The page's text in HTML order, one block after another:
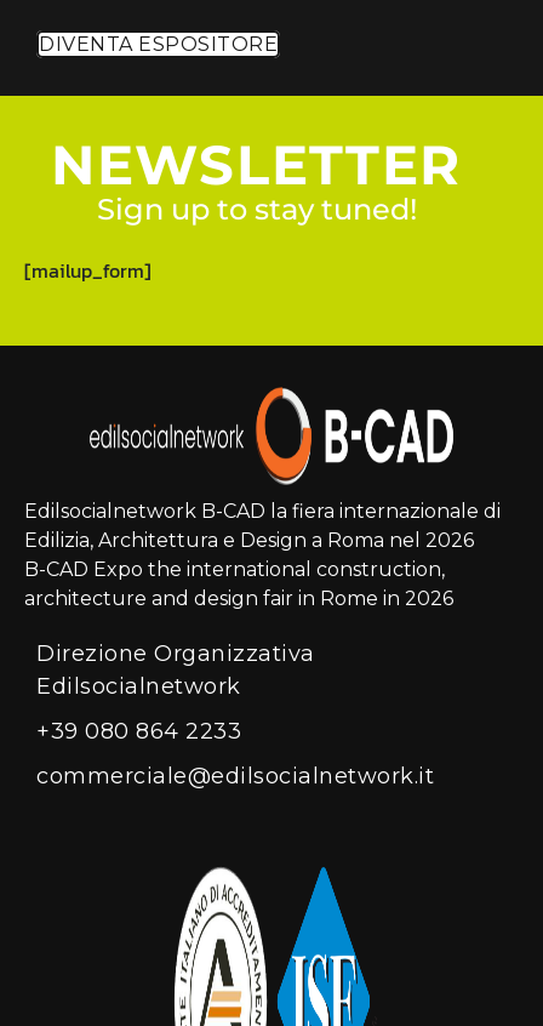
DIVENTA ESPOSITORE
NEWSLETTER
Sign up to stay tuned!
[mailup_form]
Edilsocialnetwork B-CAD la fiera internazionale di
Edilizia, Architettura e Design a Roma nel 2026
B-CAD Expo the international construction,
architecture and design fair in Rome in 2026
Direzione Organizzativa
Edilsocialnetwork
+39 080 864 2233
commerciale@edilsocialnetwork.it